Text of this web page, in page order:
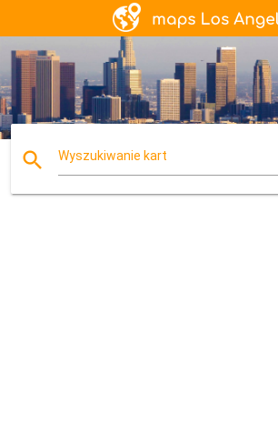
search Wyszukiwanie kart